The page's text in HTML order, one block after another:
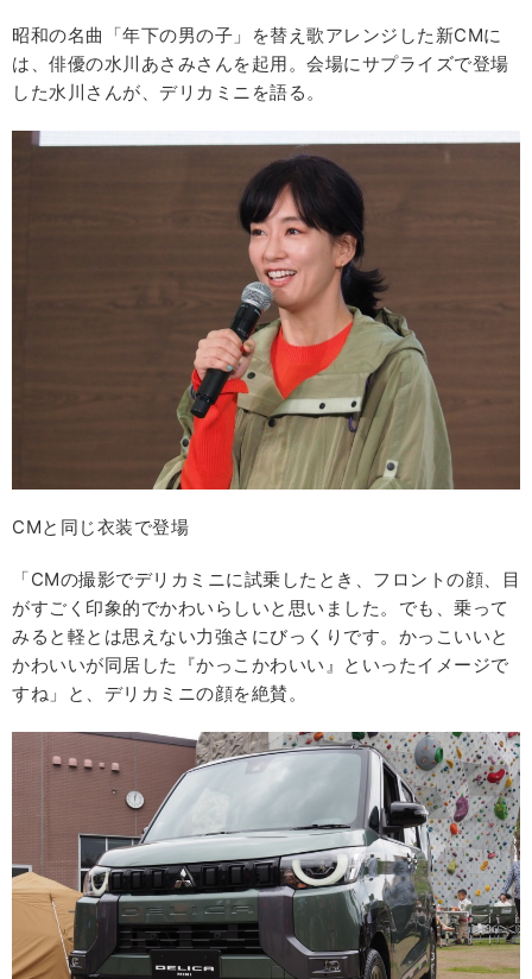
昭和の名曲「年下の男の子」を替え歌アレンジした新CMに
は、俳優の水川あさみさんを起用。会場にサプライズで登場
した水川さんが、デリカミニを語る。
CMと同じ衣装で登場
「CMの撮影でデリカミニに試乗したとき、フロントの顔、目
がすごく印象的でかわいらしいと思いました。でも、乗って
みると軽とは思えない力強さにびっくりです。かっこいいと
かわいいが同居した『かっこかわいい』といったイメージで
すね」と、デリカミニの顔を絶賛。